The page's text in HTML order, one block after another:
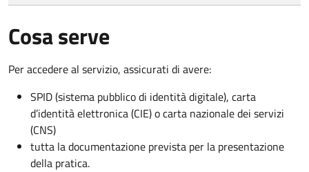
Cosa serve
Per accedere al servizio, assicurati di avere:
SPID (sistema pubblico di identità digitale), carta
d’identità elettronica (CIE) o carta nazionale dei servizi
(CNS)
tutta la documentazione prevista per la presentazione
della pratica.